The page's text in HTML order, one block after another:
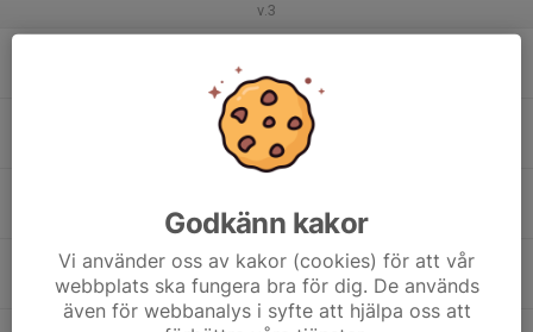
v.3
Godkänn kakor
Vi använder oss av kakor (cookies) för att vår
webbplats ska fungera bra för dig. De används
även för webbanalys i syfte att hjälpa oss att